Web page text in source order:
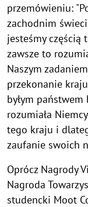
przemówieniu:
zachodnim
jesteśmy częścią
zawsze to
Naszym
przekonanie
byłym
rozumiała
tego kraju i
zaufanie swoich
Oprócz Nagrody
Nagroda
studencki Moot